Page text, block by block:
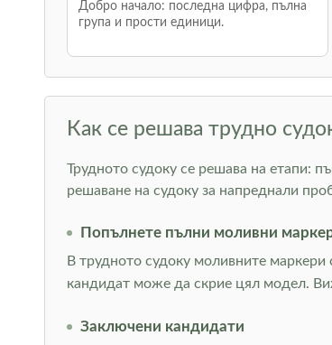
Добро начало: последна цифра, пълна
група и прости единици.
Как се решава трудно
Трудното судоку се решава на етапи:
решаване на судоку за напреднали
Попълнете пълни моливни
В трудното судоку моливните
кандидат може да скрие цял модел.
Заключени кандидати